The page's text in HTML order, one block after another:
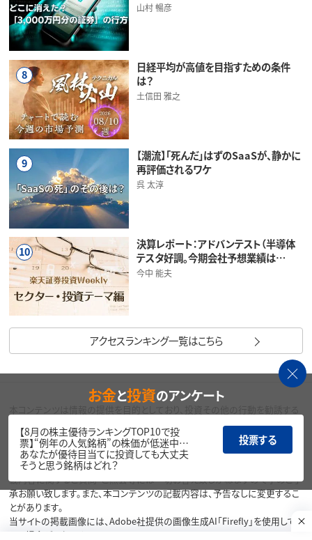
山村 暢彦
8
日経平均が高値を目指すための条件
は？
土信田 雅之
9
【潮流】「死んだ」はずのSaaSが、静かに
再評価されるワケ
呉 太淳
10
決算レポート：アドバンテスト（半導体
テスタ好調。今期会社予想業績は…
今中 能夫
アクセスランキング一覧はこちら
目的で、作成したものではありません。銘柄の選択、売買価格等の投資の最
終決定は、お客様ご自身でご判断いただきますようお願いいたします。本コン
テンツの情報は、弊社が信頼できると判断した情報源から入手したものです
が、その情報源の確実性を保証したものではありません。本コンテンツの記
載内容に関するご質問・ご照会等には一切お答え致しかねますので予めご了
承お願い致します。また、本コンテンツの記載内容は、予告なしに変更するこ
とがあります。
当サイトの掲載画像には、Adobe社提供の画像生成AI「Firefly」を使用して
いる場合があります。
お金と投資のアンケート
【8月の株主優待ランキングTOP10で投
票】“例年の人気銘柄”の株価が低迷中…
あなたが優待目当てに投資しても大丈夫
そうと思う銘柄はどれ？
投票する